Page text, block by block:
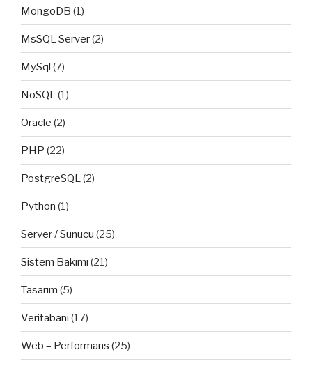
MongoDB (1)
MsSQL Server(2)
MySql (7)
NoSQL(1)
Oracle (2)
PHP (22)
PostgreSQL(2)
Python (1)
Server / Sunucu (25)
Sistem Bakımı (21)
Tasarım (5)
Veritabanı (17)
Web – Performans (25)